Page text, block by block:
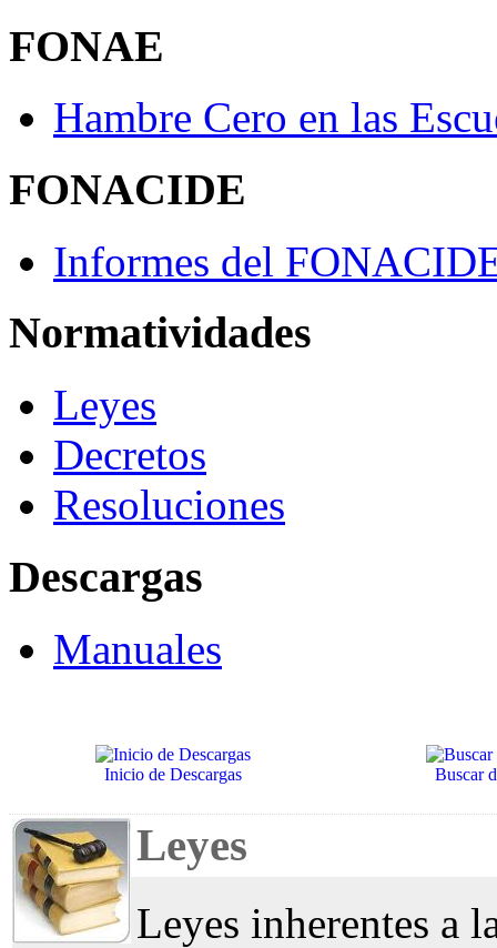
FONAE
Hambre Cero en las
FONACIDE
Informes del
Normatividades
Leyes
Decretos
Resoluciones
Descargas
Manuales
Inicio de Descargas Buscar
Leyes
Leyes inherentes a